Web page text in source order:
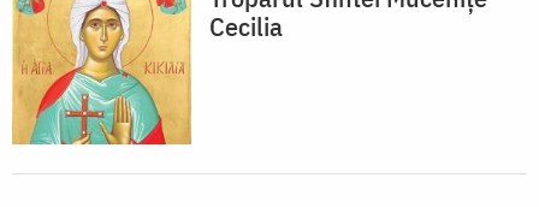
Cecilia